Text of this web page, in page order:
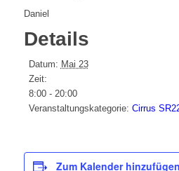
Daniel
Details
Datum: Mai 23
Zeit:
8:00 - 20:00
Veranstaltungskategorie: Cirrus
Zum Kalender hinzufügen